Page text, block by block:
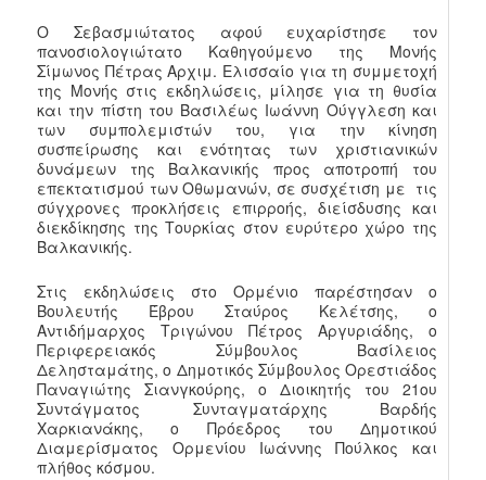
Ο Σεβασμιώτατος αφού ευχαρίστησε τον
πανοσιολογιώτατο Καθηγούμενο της Μονής
Σίμωνος Πέτρας Αρχιμ. Ελισσαίο για τη συμμετοχή
της Μονής στις εκδηλώσεις, μίλησε για τη θυσία
και την πίστη του Βασιλέως Ιωάννη Ούγγλεση και
των συμπολεμιστών του, για την κίνηση
συσπείρωσης και ενότητας των χριστιανικών
δυνάμεων της Βαλκανικής προς αποτροπή του
επεκτατισμού των Οθωμανών, σε συσχέτιση με τις
σύγχρονες προκλήσεις επιρροής, διείσδυσης και
διεκδίκησης της Τουρκίας στον ευρύτερο χώρο της
Βαλκανικής.
Στις εκδηλώσεις στο Ορμένιο παρέστησαν ο
Βουλευτής Έβρου Σταύρος Κελέτσης, ο
Αντιδήμαρχος Τριγώνου Πέτρος Αργυριάδης, ο
Περιφερειακός Σύμβουλος Βασίλειος
Δελησταμάτης, ο Δημοτικός Σύμβουλος Ορεστιάδος
Παναγιώτης Σιανγκούρης, ο Διοικητής του 21ου
Συντάγματος Συνταγματάρχης Βαρδής
Χαρκιανάκης, ο Πρόεδρος του Δημοτικού
Διαμερίσματος Ορμενίου Ιωάννης Πούλκος και
πλήθος κόσμου.